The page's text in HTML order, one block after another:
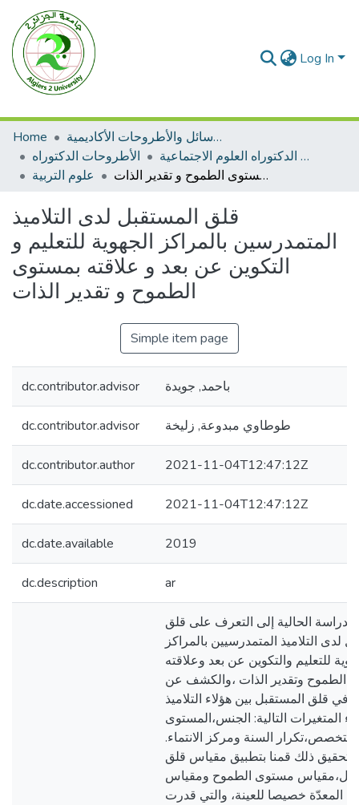
Log In
Home
الرسائل والأطروحات الأكاديمية
الأطروحات الدكتوراه
الأطروحات الدكتوراه العلوم الاجتماعية
علوم التربية
قلق المستقبل لدى التلاميذ المتمدرسين بالمراكز الجهوية للتعليم و التكوين عن بعد و علاقته بمستوى الطموح و تقدير الذات
قلق المستقبل لدى التلاميذ
المتمدرسين بالمراكز الجهوية للتعليم و
التكوين عن بعد و علاقته بمستوى
الطموح و تقدير الذات
Simple item page
dc.contributor.advisor باحمد, جويدة
dc.contributor.advisor طوطاوي مبدوعة, زليخة
dc.contributor.author 2021-11-04T12:47:12Z
dc.date.accessioned 2021-11-04T12:47:12Z
dc.date.available 2019
dc.description ar
الحالية إلى التعرف على قلق
لدى التلاميذ المتمدرسيين بالمراكز
للتعليم والتكوين عن بعد وعلاقته
الطموح وتقدير الذات ،والكشف عن
في قلق المستقبل بين هؤلاء التلاميذ
المتغيرات التالية: الجنس،المستوى
السنة ومركز الانتماء.
لتحقيق ذلك قمنا بتطبيق مقياس قلق
مستوى الطموح ومقياس
المعدّة خصيصا للعينة، والتي قدرت